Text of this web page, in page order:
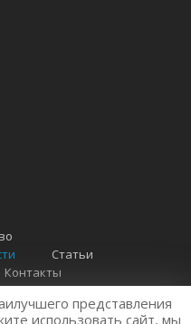
Статьи
Контакты
защищеныПолитика
представления
использовать сайт, мы